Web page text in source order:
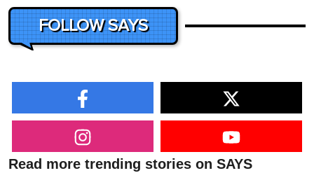
FOLLOW SAYS
Read more trending stories on SAYS